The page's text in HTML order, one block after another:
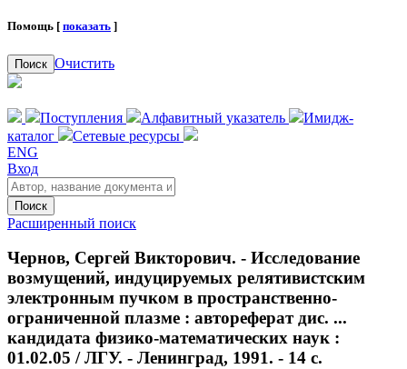
Помощь [ показать ]
Поиск Очистить
Поступления Алфавитный указатель
Имидж-
каталог
Сетевые ресурсы
ENG
Вход
Поиск
Расширенный поиск
Чернов, Сергей Викторович. - Исследование
возмущений, индуцируемых релятивистским
электронным пучком в пространственно-
ограниченной плазме : автореферат дис. ...
кандидата физико-математических наук :
01.02.05 / ЛГУ. - Ленинград, 1991. - 14 с.